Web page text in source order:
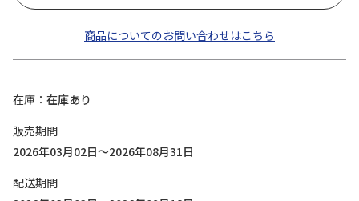
商品についてのお問い合わせはこちら
在庫
在庫あり
販売期間
2026年03月02日～2026年08月31日
配送期間